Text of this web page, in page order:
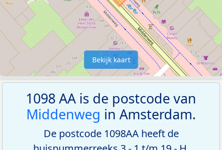
Bekijk kaart
1098 AA is de postcode van
Middenweg in Amsterdam.
De postcode 1098AA heeft de